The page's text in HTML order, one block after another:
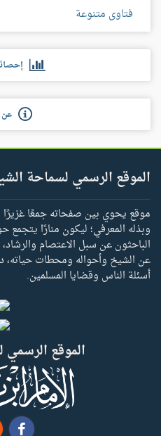
فتاوى متنوعة
عن
الموقع الرسمي لسماحة
موقع يحوي بين صفحاته جمعًا غزيرًا
وبذله المعرفي؛ ليكون منارًا يتجمع
الباحثون عن سبل الاعتصام
عن الشيخ وأحواله ومحطات حياته،
أسئلة الناس وقضايا المسلمين.
الموقع